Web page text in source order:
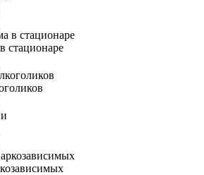
стационаре